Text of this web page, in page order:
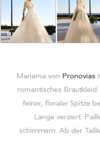
Mariama von Pronovias
romantisches
feiner, floraler Spitze
Länge verziert.
schimmern. Ab der